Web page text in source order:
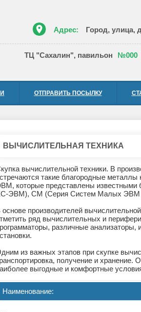
place Адрес: Город, улица,
ТЦ "Сахалин", павильон №000
ОТПРАВИТЬ ПОСЫЛКУ
ВЫЧИСЛИТЕЛЬНАЯ ТЕХНИКА
вычислительной техники. В
такие благородные
которые представлены
ЭВМ), СМ (Серия Систем Малых
основе производителей
ряд вычислительных и
различные
из важных этапов при скупке
получение и хранение.
выгодные и комфортные
Наименование: